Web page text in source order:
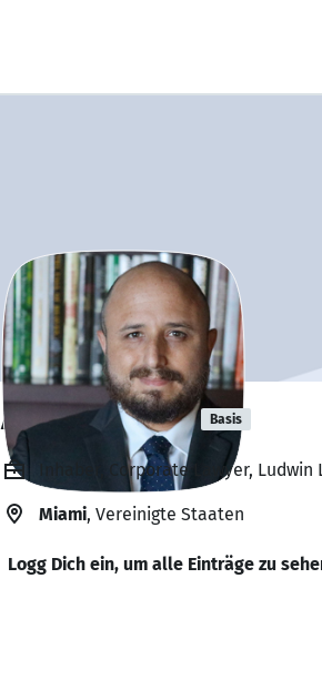
Adam Ludwin Basis
Inhaber, Corporate Lawyer, Ludwin
Miami, Vereinigte Staaten
Logg Dich ein, um alle Einträge zu